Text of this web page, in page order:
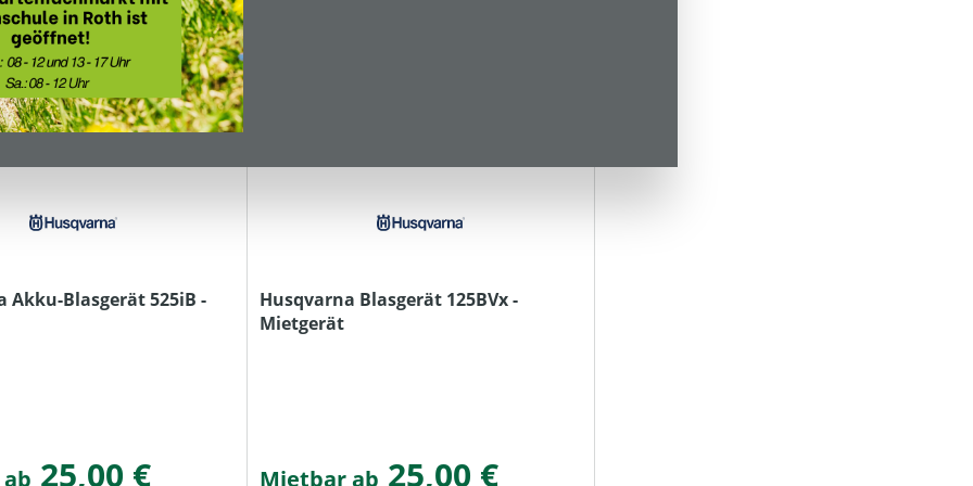
Akku-Blasgerät 525iB -
25,00 €
Husqvarna Blasgerät 125BVx -
Mietgerät
Mietbar ab 25,00 €